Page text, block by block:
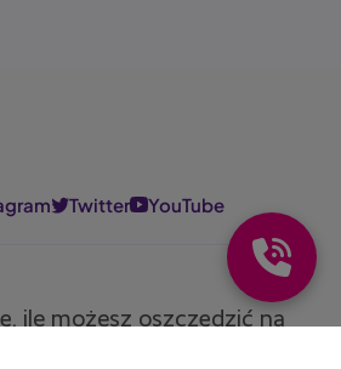
Twitter YouTube
ile możesz oszczędzić na